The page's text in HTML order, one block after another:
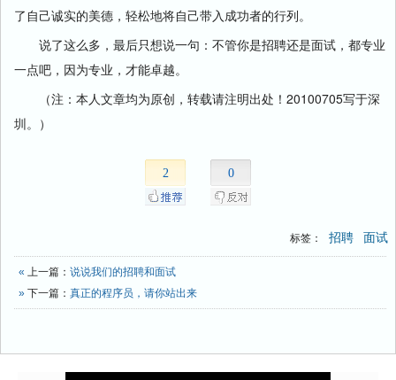
了自己诚实的美德，轻松地将自己带入成功者的行列。
说了这么多，最后只想说一句：不管你是招聘还是面试，都专业
一点吧，因为专业，才能卓越。
（注：本人文章均为原创，转载请注明出处！20100705写于深
圳。）
2 0
标签： 招聘 面试
« 上一篇： 说说我们的招聘和面试
» 下一篇： 真正的程序员，请你站出来